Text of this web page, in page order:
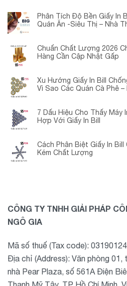
Phân Tích Độ Bền Giấy In
Quán Ăn -Siêu Thị – Nhà
Chuẩn Chất Lượng 2026
Hàng Cần Cập Nhật Gấp
Xu Hướng Giấy In Bill
Vì Sao Các Quán Cà Phê
7 Dấu Hiệu Cho Thấy Máy
Hợp Với Giấy In Bill
Cách Phân Biệt Giấy In Bill
Kém Chất Lượng
CÔNG TY TNHH GIẢI PHÁP
NGÔ GIA
Mã số thuế (Tax code):
Địa chỉ (Address): Văn phòng 01,
nhà Pear Plaza, số 561A Điện